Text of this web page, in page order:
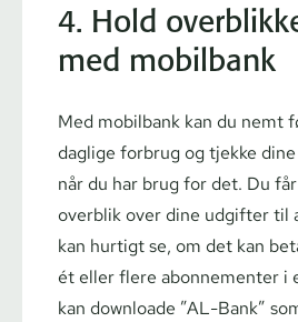
4. Hold
med mobilbank
Med mobilbank kan du nemt
daglige forbrug og tjekke
når du har brug for det. Du
overblik over dine udgifter til
kan hurtigt se, om det kan
ét eller flere abonnementer i
kan downloade ”AL-Bank”